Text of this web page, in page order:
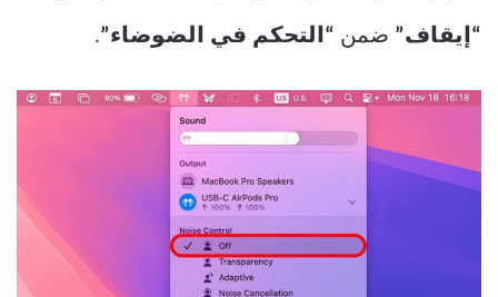
“إيقاف” ضمن “التحكم في الضوضاء”.